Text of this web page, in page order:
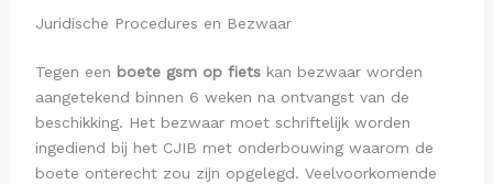
Juridische Procedures en Bezwaar
Tegen een boete gsm op fietskan bezwaar worden
aangetekend binnen 6 weken na ontvangst van de
beschikking. Het bezwaar moet schriftelijk worden
ingediend bij het CJIB met onderbouwing waarom de
boete onterecht zou zijn opgelegd. Veelvoorkomende